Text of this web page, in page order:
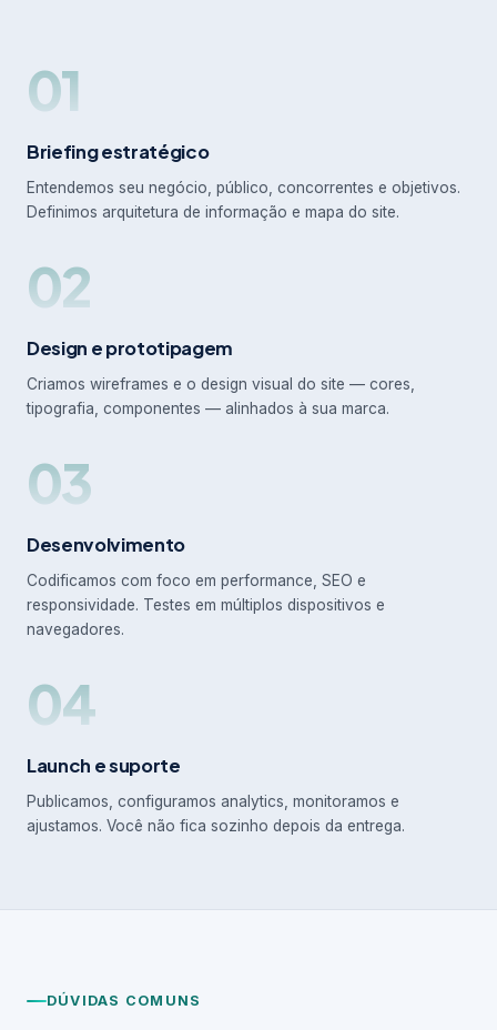
01
Briefing estratégico
Entendemos seu negócio, público, concorrentes e objetivos.
Definimos arquitetura de informação e mapa do site.
02
Design e prototipagem
Criamos wireframes e o design visual do site — cores,
tipografia, componentes — alinhados à sua marca.
03
Desenvolvimento
Codificamos com foco em performance, SEO e
responsividade. Testes em múltiplos dispositivos e
navegadores.
04
Launch e suporte
Publicamos, configuramos analytics, monitoramos e
ajustamos. Você não fica sozinho depois da entrega.
DÚVIDAS COMUNS